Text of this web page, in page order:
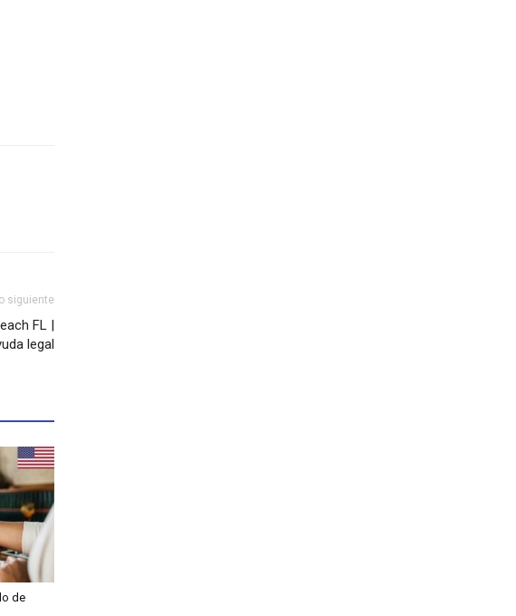
siguiente
FL |
legal
de